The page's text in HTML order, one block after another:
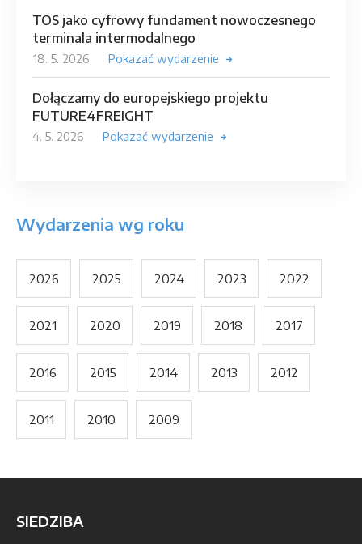
TOS jako cyfrowy fundament nowoczesnego
terminala intermodalnego
18. 5. 2026 Pokazać wydarzenie
Dołączamy do europejskiego projektu
FUTURE4FREIGHT
4. 5. 2026 Pokazać wydarzenie
Wydarzenia wg roku
2026 2025 2024 2023 2022
2021 2020 2019 2018 2017
2016 2015 2014 2013 2012
2011 2010 2009
SIEDZIBA